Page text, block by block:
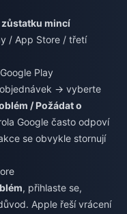
zůstatku mincí
/ App Store / třetí
Play
→ vyberte
/ Požádat o
Google často odpoví
se obvykle stornují
, přihlaste se,
Apple řeší vrácení